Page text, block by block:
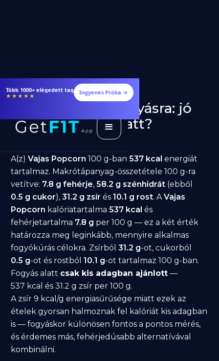
Több 1000+ elégedett tag
★★★★★ Ingyenes Próba →
Vajas Popcorn fogyásra: jó
választás diéta alatt?
A(z)Vajas Popcorn 100 g-ban537 kcal energiát
tartalmaz. Makrótápanyag-összetétele 100 g-ra
vetítve: 7.8 g fehérje,58.2 g szénhidrát (ebből
0.5 g cukor),31.2 g zsír és10.1 g rost. AVajas
Popcorn kalóriatartalma537 kcal és
fehérjetartalma 7.8 g per 100 g — ez a két érték
határozza meg leginkább, mennyire alkalmas
fogyókúrás célokra. Zsírból31.2 g-ot, cukorból
0.5 g-ot és rostból10.1 g-ot tartalmaz 100 g-ban.
Fogyás alatt csak kis adagban ajánlott —
537 kcal és 31.2 g zsír per 100 g.
A zsír 9 kcal/g energiasűrűsége miatt ezek az
ételek gyorsan halmoznak fel kalóriát kis adagban
is — fogyáskor különösen fontos a pontos mérés,
és érdemes más, fehérjedúsabb alternatívával
kombinálni.